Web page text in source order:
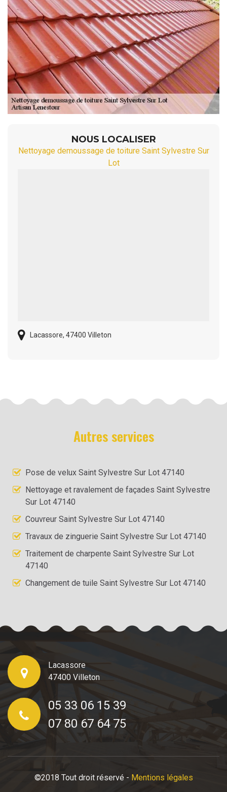
NOUS LOCALISER
Nettoyage demoussage de toiture Saint Sylvestre Sur
Lot
Lacassore, 47400 Villeton
Autres services
Pose de velux Saint Sylvestre Sur Lot 47140
Nettoyage et ravalement de façades Saint Sylvestre
Sur Lot 47140
Couvreur Saint Sylvestre Sur Lot 47140
Travaux de zinguerie Saint Sylvestre Sur Lot 47140
Traitement de charpente Saint Sylvestre Sur Lot
47140
Changement de tuile Saint Sylvestre Sur Lot 47140
Lacassore
47400 Villeton
05 33 06 15 39
07 80 67 64 75
©2018 Tout droit réservé - Mentions légales